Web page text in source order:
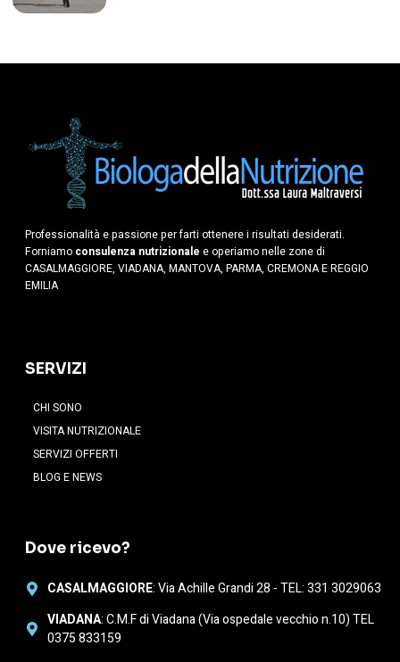
Professionalità e passione per farti ottenere i risultati desiderati.
Forniamo consulenza nutrizionale e operiamo nelle zone di
CASALMAGGIORE, VIADANA, MANTOVA, PARMA, CREMONA E REGGIO
EMILIA
SERVIZI
CHI SONO
VISITA NUTRIZIONALE
SERVIZI OFFERTI
BLOG E NEWS
Dove ricevo?
CASALMAGGIORE: Via Achille Grandi 28 - TEL: 331 3029063
VIADANA: C.M.F di Viadana (Via ospedale vecchio n.10) TEL
0375 833159